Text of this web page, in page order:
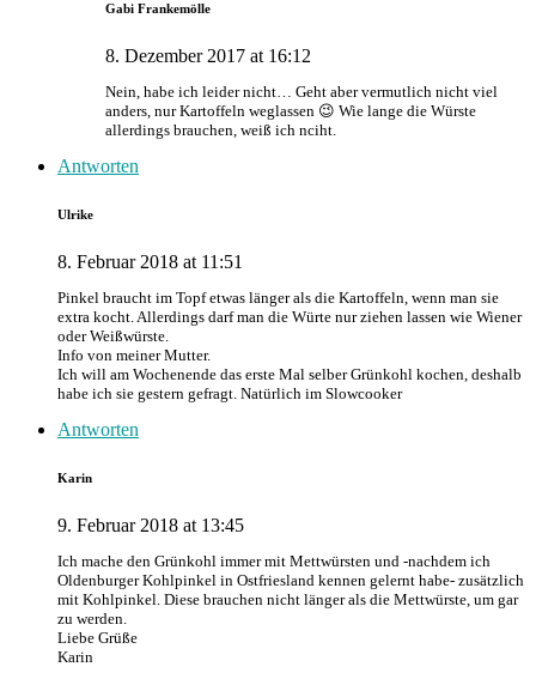
Gabi Frankemölle
8. Dezember 2017 at 16:12
Nein, habe ich leider nicht… Geht aber vermutlich nicht viel
anders, nur Kartoffeln weglassen 😉 Wie lange die Würste
allerdings brauchen, weiß ich nciht.
Antworten
Ulrike
8. Februar 2018 at 11:51
Pinkel braucht im Topf etwas länger als die Kartoffeln, wenn man sie
extra kocht. Allerdings darf man die Würte nur ziehen lassen wie Wiener
oder Weißwürste.
Info von meiner Mutter.
Ich will am Wochenende das erste Mal selber Grünkohl kochen, deshalb
habe ich sie gestern gefragt. Natürlich im Slowcooker
Antworten
Karin
9. Februar 2018 at 13:45
Ich mache den Grünkohl immer mit Mettwürsten und -nachdem ich
Oldenburger Kohlpinkel in Ostfriesland kennen gelernt habe- zusätzlich
mit Kohlpinkel. Diese brauchen nicht länger als die Mettwürste, um gar
zu werden.
Liebe Grüße
Karin